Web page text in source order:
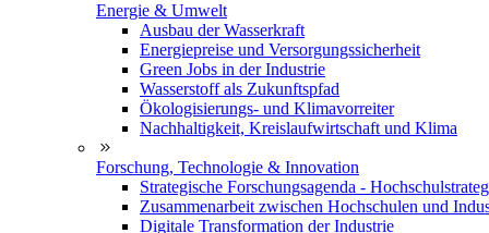
Energie & Umwelt
Ausbau der Wasserkraft
Energiepreise und Versorgungssicherheit
Green Jobs in der Industrie
Wasserstoff als Zukunftspfad
Ökologisierungs- und Klimavorreiter
Nachhaltigkeit, Kreislaufwirtschaft und Klima
Forschung, Technologie & Innovation
Strategische Forschungsagenda -
Zusammenarbeit zwischen Hochschulen und
Digitale Transformation der Industrie